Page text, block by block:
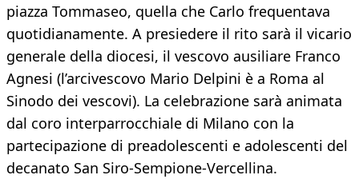
piazza Tommaseo, quella che Carlo frequentava
quotidianamente. A presiedere il rito sarà il vicario
generale della diocesi, il vescovo ausiliare Franco
Agnesi (l’arcivescovo Mario Delpini è a Roma al
Sinodo dei vescovi). La celebrazione sarà animata
dal coro interparrocchiale di Milano con la
partecipazione di preadolescenti e adolescenti del
decanato San Siro-Sempione-Vercellina.